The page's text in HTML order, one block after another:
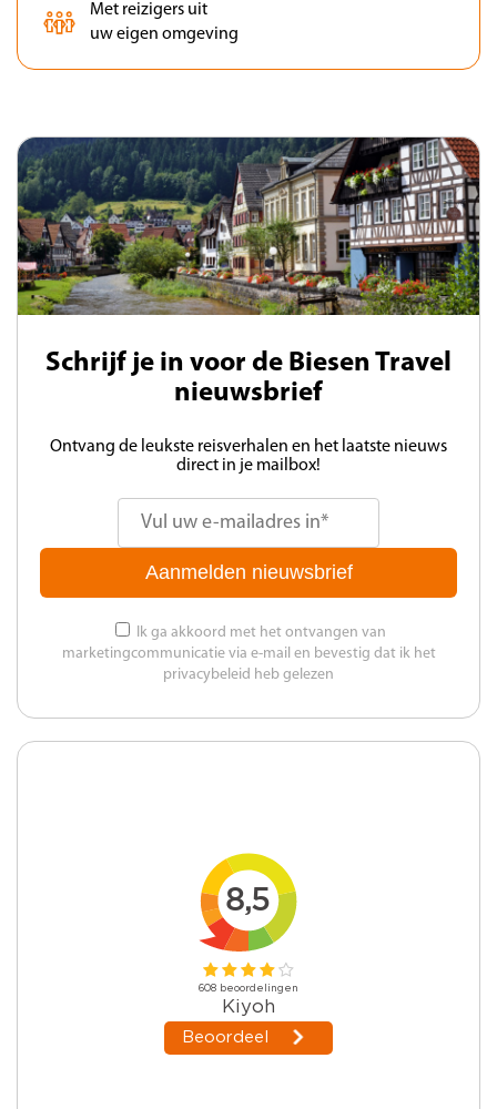
Met reizigers uit
uw eigen omgeving
Schrijf je in voor de Biesen Travel
nieuwsbrief
Ontvang de leukste reisverhalen en het laatste nieuws
direct in je mailbox!
Aanmelden nieuwsbrief
Ik ga akkoord met het ontvangen van
marketingcommunicatie via e-mail en bevestig dat ik het
privacybeleid heb gelezen